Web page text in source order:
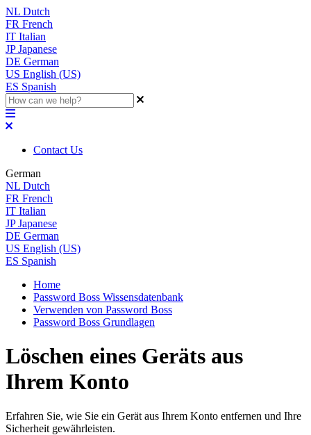
NL Dutch
FR French
IT Italian
JP Japanese
DE German
US English (US)
ES Spanish
Contact Us
German
NL Dutch
FR French
IT Italian
JP Japanese
DE German
US English (US)
ES Spanish
Home
Password Boss Wissensdatenbank
Verwenden von Password Boss
Password Boss Grundlagen
Löschen eines Geräts aus
Ihrem Konto
Erfahren Sie, wie Sie ein Gerät aus Ihrem Konto entfernen und Ihre
Sicherheit gewährleisten.